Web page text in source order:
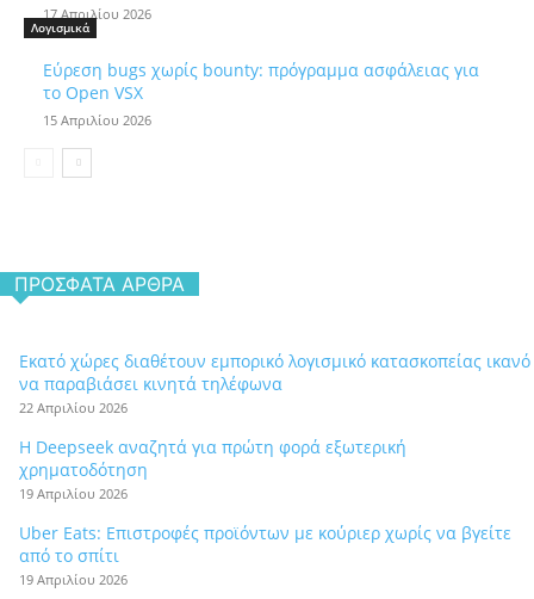
17 Απριλίου 2026
Λογισμικά
Εύρεση bugs χωρίς bounty: πρόγραμμα ασφάλειας για
το Open VSX
15 Απριλίου 2026
ΠΡΌΣΦΑΤΑ ΆΡΘΡΑ
Εκατό χώρες διαθέτουν εμπορικό λογισμικό κατασκοπείας ικανό
να παραβιάσει κινητά τηλέφωνα
22 Απριλίου 2026
Η Deepseek αναζητά για πρώτη φορά εξωτερική
χρηματοδότηση
19 Απριλίου 2026
Uber Eats: Επιστροφές προϊόντων με κούριερ χωρίς να βγείτε
από το σπίτι
19 Απριλίου 2026